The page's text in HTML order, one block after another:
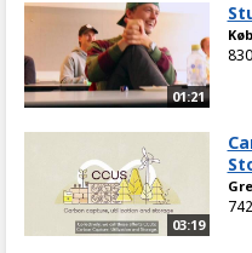
01:21
03:19